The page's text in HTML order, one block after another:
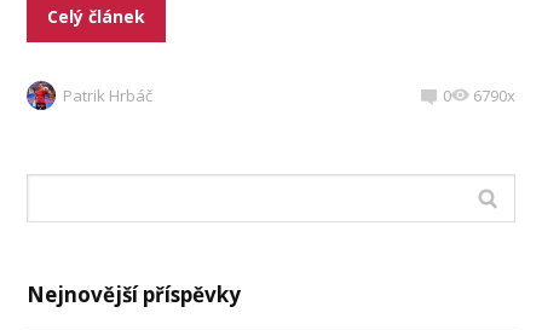
Celý článek
Patrik Hrbáč 0 6790x
Nejnovější příspěvky